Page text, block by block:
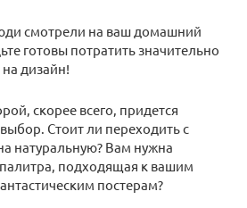
смотрели на ваш домашний
готовы потратить значительно
дизайн!
скорее всего, придется
Стоит ли переходить с
натуральную? Вам нужна
подходящая к вашим
постерам?